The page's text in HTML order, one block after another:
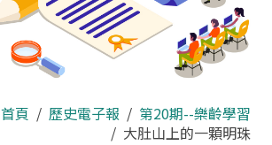
首頁 歷史電子報
第20期--樂齡學習
大肚山上的一顆明珠